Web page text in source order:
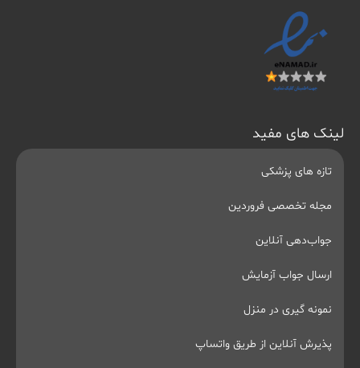
لینک های مفید
تازه های پزشکی
مجله تخصصی فروردین
جواب‌دهی آنلاین
ارسال جواب آزمایش
نمونه گیری در منزل
پذیرش آنلاین از طریق واتساپ